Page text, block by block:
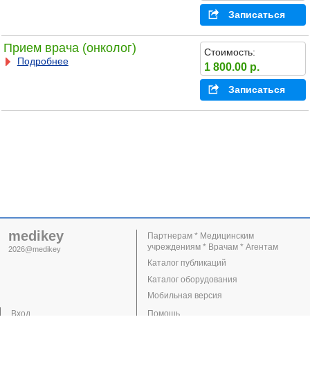
Записаться
Прием врача (онколог)
Подробнее
Стоимость:
1 800.00 р.
Записаться
medikey
2026@medikey
Вход
Партнерам * Медицинским
учреждениям * Врачам * Агентам
Каталог публикаций
Каталог оборудования
Мобильная версия
Помощь